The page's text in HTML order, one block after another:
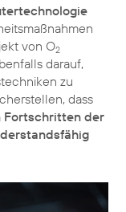
von O2
darauf,
zu
dass
Fortschritten der